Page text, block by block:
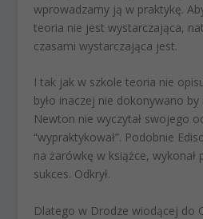
wprowadzamy ją w praktykę.
teoria nie jest wystarczająca,
czasami wystarczająca jest.
I tak jak w szkole teoria nie
było inaczej nie dokonywano
Newton nie wyczytał swojego
“wypraktykował”. Podobnie
na żarówkę w książce, wykonał
sukces. Odkrył.
Dlatego w Drodze wiodącej do